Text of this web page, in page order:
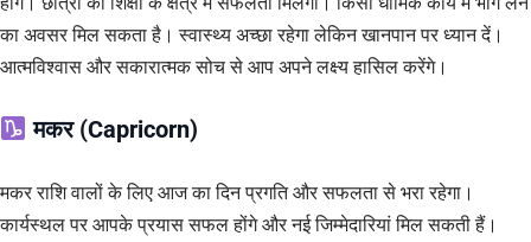
का अवसर मिल सकता है। स्वास्थ्य अच्छा रहेगा लेकिन खानपान पर ध्यान दें।
आत्मविश्वास और सकारात्मक सोच से आप अपने लक्ष्य हासिल करेंगे।
मकर (Capricorn)
मकर राशि वालों के लिए आज का दिन प्रगति और सफलता से भरा रहेगा।
कार्यस्थल पर आपके प्रयास सफल होंगे और नई जिम्मेदारियां मिल सकती हैं।